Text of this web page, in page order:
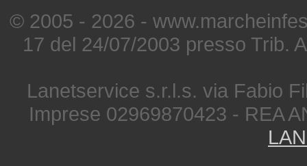
© 2005 - 2026 -
17 del 24/07/2003 presso Trib.
Lanetservice s.r.l.s. via Fabio
Imprese 02969870423 - REA